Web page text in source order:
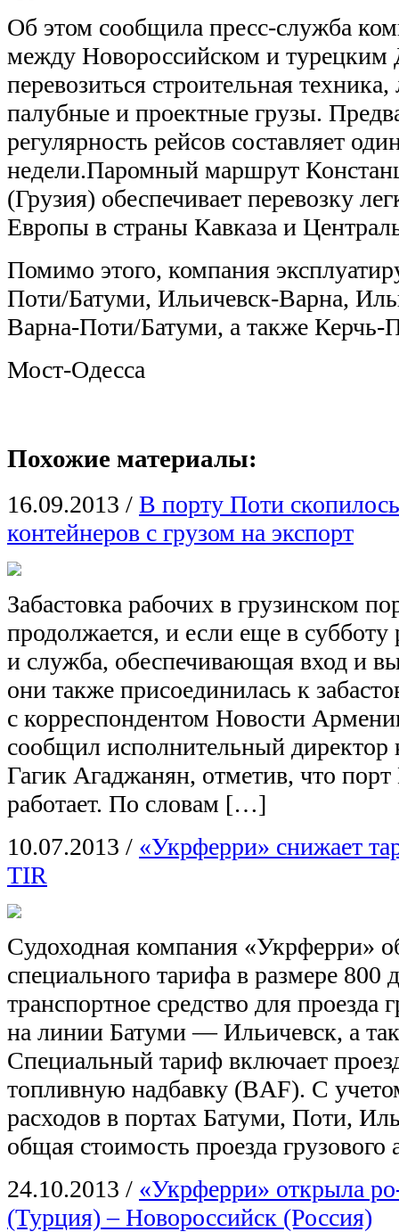
Об этом сообщила пресс-служба
между Новороссийском и турецким
перевозиться строительная техника,
палубные и проектные грузы.
регулярность рейсов составляет
недели.Паромный маршрут
(Грузия) обеспечивает перевозку
Европы в страны Кавказа и
Помимо этого, компания
Поти/Батуми, Ильичевск-Варна,
Варна-Поти/Батуми, а также Керчь-
Мост-Одесса
Похожие материалы:
16.09.2013 / В порту Поти
контейнеров с грузом на экспорт
Забастовка рабочих в грузинском
продолжается, и если еще в субботу
и служба, обеспечивающая вход и
они также присоединилась к
с корреспондентом Новости
сообщил исполнительный
Гагик Агаджанян, отметив, что
работает. По словам […]
10.07.2013 / «Укрферри» снижает
TIR
Cудоходная компания «Укрферри»
специального тарифа в размере
транспортное средство для проезда
на линии Батуми — Ильичевск, а
Специальный тариф включает
топливную надбавку (BAF). С
расходов в портах Батуми, Поти,
общая стоимость проезда
24.10.2013 / «Укрферри» открыла
(Турция) – Новороссийск (Россия)